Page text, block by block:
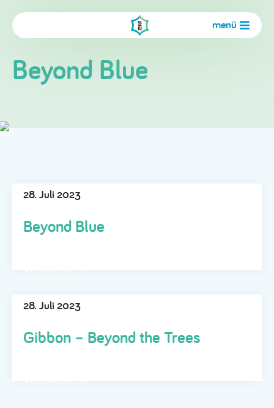
menü
Beyond Blue
28. Juli 2023
Beyond Blue
28. Juli 2023
Gibbon – Beyond the Trees